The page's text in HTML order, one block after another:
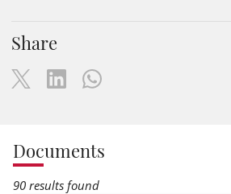
Share
Documents
90 results found